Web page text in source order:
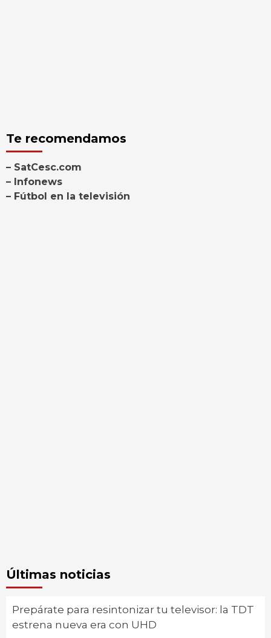
Te recomendamos
– SatCesc.com
– Infonews
– Fútbol en la televisión
Últimas noticias
Prepárate para resintonizar tu televisor: la TDT
estrena nueva era con UHD